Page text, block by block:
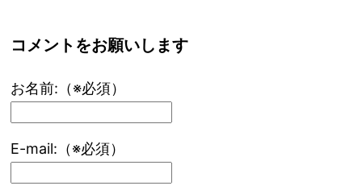
コメントをお願いします
お名前:（※必須）
E-mail:（※必須）